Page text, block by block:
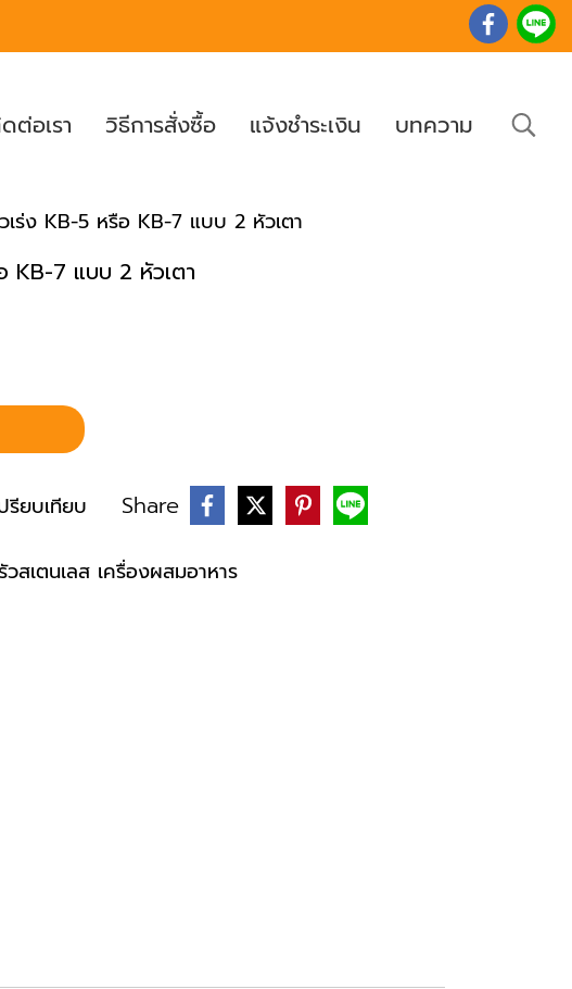
ต่อเรา วิธีการสั่งซื้อ แจ้งชำระเงิน บทความ
วเร่ง KB-5 หรือ KB-7 แบบ 2 หัวเตา
KB-7 แบบ 2 หัวเตา
รียบเทียบ Share
วสเตนเลส เครื่องผสมอาหาร